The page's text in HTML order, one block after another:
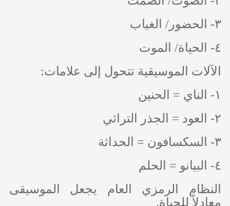
٣- الحضور/ الغياب
٤- الحياة/ الموت
الآلات الموسيقية تتحول إلى علامات:
١- الناي = الحنين
٢- العود = الجذر التراثي
٣- السكسافون = الحداثة
٤- البيانو = الحلم
النظام الرمزي العام يجعل الموسيقى
معادلاً للحياة.